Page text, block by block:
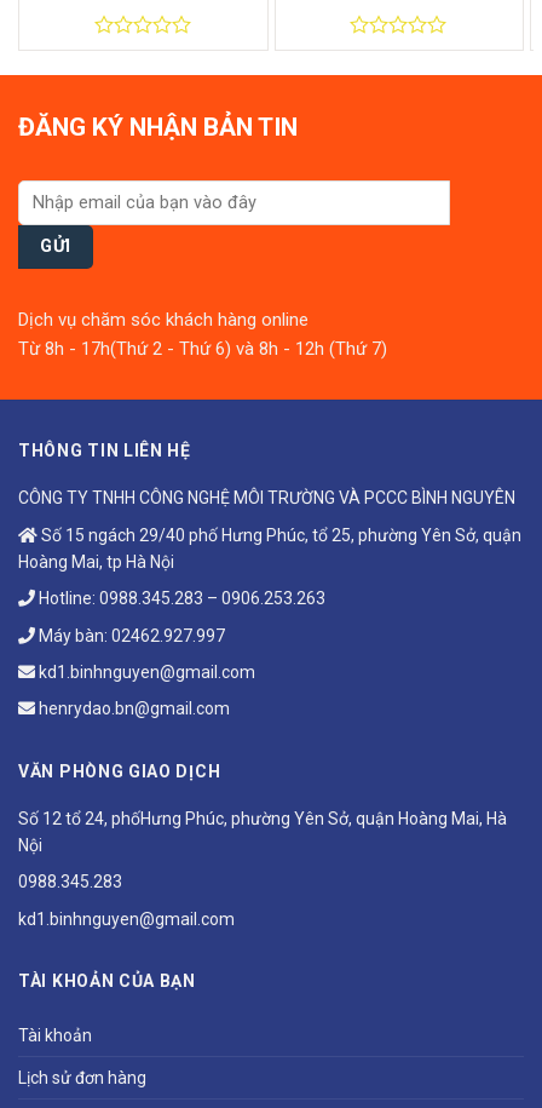
0
out
0
out
ĐĂNG KÝ NHẬN BẢN TIN
Dịch vụ chăm sóc khách hàng online
Từ 8h - 17h(Thứ 2 - Thứ 6) và 8h - 12h (Thứ 7)
THÔNG TIN LIÊN HỆ
CÔNG TY TNHH CÔNG NGHỆ MÔI TRƯỜNG VÀ PCCC BÌNH NGUYÊN
Số 15 ngách 29/40 phố Hưng Phúc, tổ 25, phường Yên Sở, quận
Hoàng Mai, tp Hà Nội
Hotline: 0988.345.283 – 0906.253.263
Máy bàn: 02462.927.997
kd1.binhnguyen@gmail.com
henrydao.bn@gmail.com
VĂN PHÒNG GIAO DỊCH
Số 12 tổ 24, phốHưng Phúc, phường Yên Sở, quận Hoàng Mai, Hà
Nội
0988.345.283
kd1.binhnguyen@gmail.com
TÀI KHOẢN CỦA BẠN
Tài khoản
Lịch sử đơn hàng